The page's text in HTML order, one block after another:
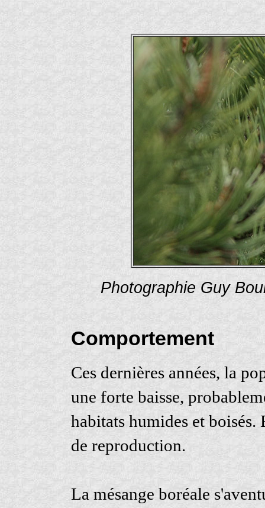
Photographie Guy
Comportement
Ces dernières années, la
une forte baisse,
habitats humides et
de reproduction.
La mésange boréale